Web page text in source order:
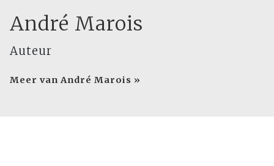
André Marois
Auteur
Meer van André Marois »